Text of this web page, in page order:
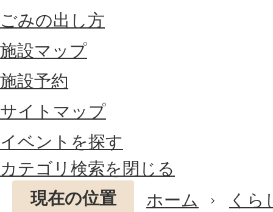
ごみの出し方
施設マップ
施設予約
サイトマップ
イベントを探す
カテゴリ検索を閉じる
現在の位置
ホーム くら